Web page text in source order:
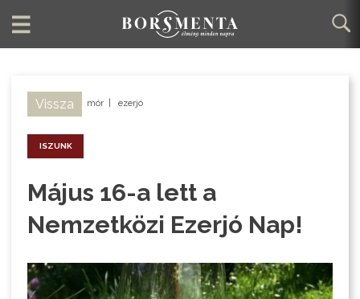
Vissza mór ezerjó
ISZUNK
Május 16-a lett a
Nemzetközi Ezerjó Nap!